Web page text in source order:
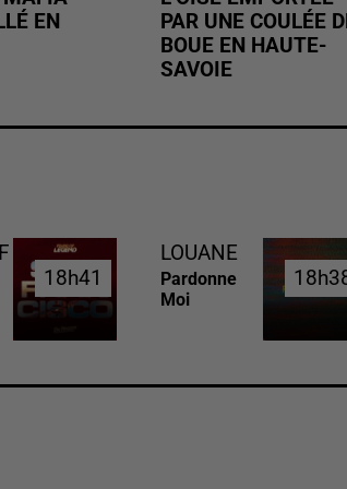
EN
PAR UNE COULÉE
BOUE EN HAUTE-
SAVOIE
18h41
18h41
LOUANE
Pardonne
Moi